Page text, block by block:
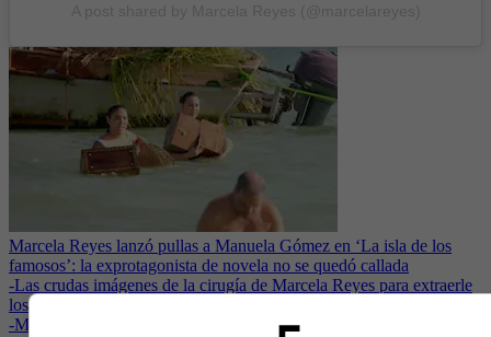
Marcela Reyes lanzó pullas a Manuela Gómez en ‘La isla de los
famosos’: la exprotagonista de novela no se quedó callada
-Las crudas imágenes de la cirugía de Marcela Reyes para extraerle
los biopolímeros
-Marcela Reyes habla de su nuevo viacrucis con los biopolímeros